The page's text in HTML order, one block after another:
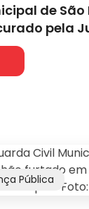
de São
pela
Pública